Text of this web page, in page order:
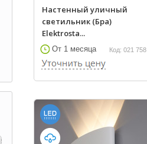
Настенный уличный
светильник (Бра)
Elektrosta...
От 1 месяца Код: 021 758